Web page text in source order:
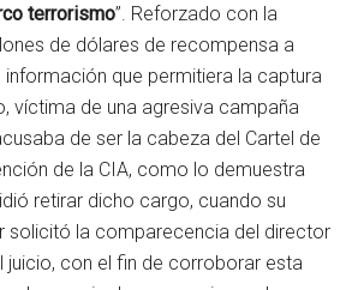
terrorismo”. Reforzado con la
de dólares de recompensa a
información que permitiera la captura
víctima de una agresiva campaña
de ser la cabeza del Cartel de
de la CIA, como lo demuestra
retirar dicho cargo, cuando su
solicitó la comparecencia del director
juicio, con el fin de corroborar esta